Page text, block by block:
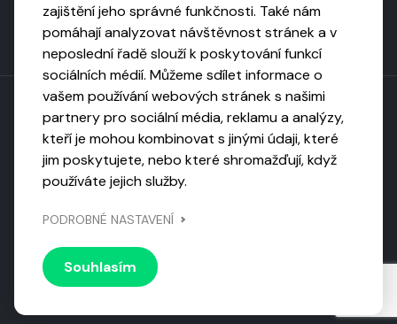
Toto dílo podléhá licenci CC BY-NC-ND
Uveďte původ, neužívejte komerčně, nezpracovávejte.
Národní knihovnou ČR
© 2026 Visiongame. Všechna práva vyhrazena.
ochrany soukromí
zajištění jeho správné funkčnosti. Také nám
pomáhají analyzovat návštěvnost stránek a v
neposlední řadě slouží k poskytování funkcí
sociálních médií. Můžeme sdílet informace o
vašem používání webových stránek s našimi
partnery pro sociální média, reklamu a analýzy,
kteří je mohou kombinovat s jinými údaji, které
jim poskytujete, nebo které shromažďují, když
používáte jejich služby.
PODROBNÉ NASTAVENÍ
Souhlasím